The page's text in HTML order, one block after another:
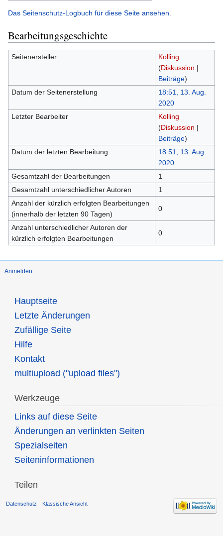
Das Seitenschutz-Logbuch für diese Seite ansehen.
Bearbeitungsgeschichte
Seitenersteller
Kolling
(Diskussion |
Beiträge)
Datum der Seitenerstellung
18:51, 13. Aug.
2020
Letzter Bearbeiter
Kolling
(Diskussion |
Beiträge)
Datum der letzten Bearbeitung
18:51, 13. Aug.
2020
Gesamtzahl der Bearbeitungen
1
Gesamtzahl unterschiedlicher Autoren
1
Anzahl der kürzlich erfolgten Bearbeitungen
(innerhalb der letzten 90 Tagen)
0
Anzahl unterschiedlicher Autoren der
kürzlich erfolgten Bearbeitungen
0
Anmelden
Hauptseite
Letzte Änderungen
Zufällige Seite
Hilfe
Kontakt
multiupload ("upload files")
Werkzeuge
Links auf diese Seite
Änderungen an verlinkten Seiten
Spezialseiten
Seiten­informationen
Teilen
Datenschutz Klassische Ansicht